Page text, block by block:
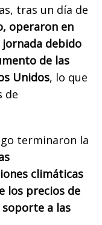
tras un día de
operaron en
debido
de las
Unidos, lo que
de
terminaron la
climáticas
los precios de
a las